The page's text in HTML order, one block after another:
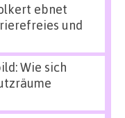
ebnet
und
Wie sich